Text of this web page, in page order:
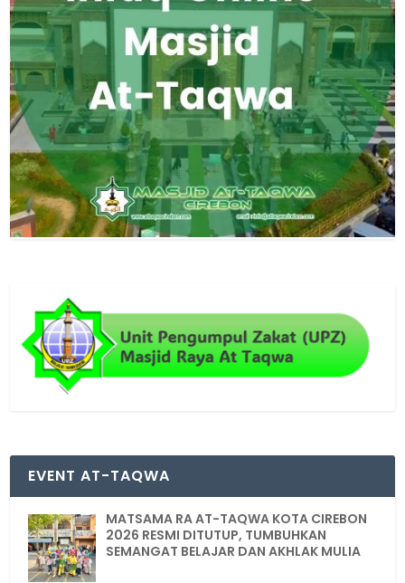
EVENT AT-TAQWA
MATSAMA RA AT-TAQWA KOTA CIREBON
2026 RESMI DITUTUP, TUMBUHKAN
SEMANGAT BELAJAR DAN AKHLAK MULIA